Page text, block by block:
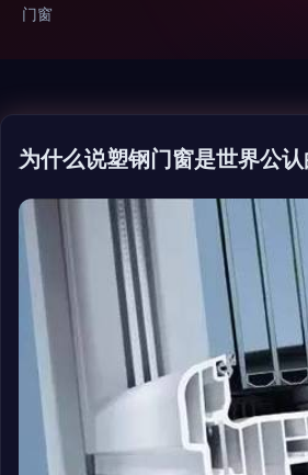
门窗
为什么说塑钢门窗是世界公